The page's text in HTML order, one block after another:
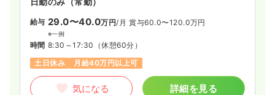
オペ室(手術室) 正看護師 一般病院
給与 29.0〜40.0万円/月 賞与60.0〜120.0万円
※一例
時間 8:30～17:30 （休憩60分）
土日休み
月給40万円以上可
気になる 詳細を見る